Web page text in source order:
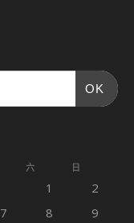
OK
六 日
1
2
7 8
9